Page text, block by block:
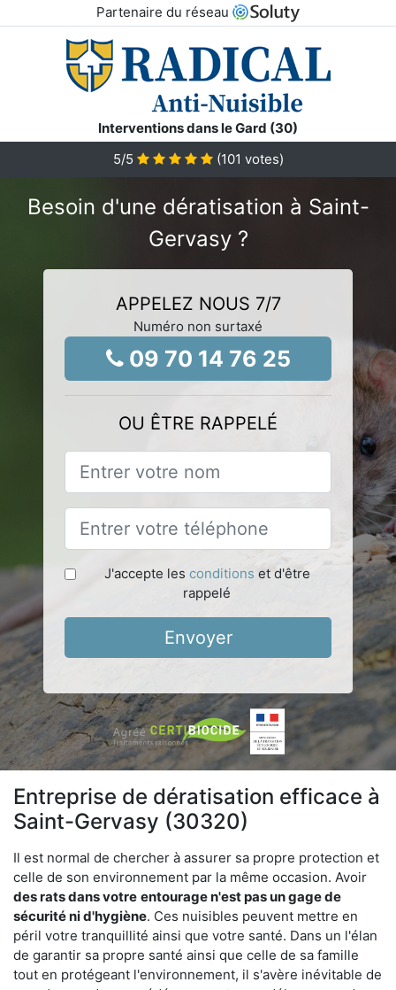
Partenaire du réseau
Interventions dans le Gard (30)
5/5 (101 votes)
Besoin d'une dératisation à Saint-
Gervasy ?
APPELEZ NOUS 7/7
Numéro non surtaxé
09 70 14 76 25
OU ÊTRE RAPPELÉ
J'accepte les conditions et d'être
rappelé
Envoyer
Entreprise de dératisation efficace à
Saint-Gervasy (30320)
Il est normal de chercher à assurer sa propre protection et
celle de son environnement par la même occasion. Avoir
des rats dans votre entourage n'est pas un gage de
sécurité ni d'hygiène. Ces nuisibles peuvent mettre en
péril votre tranquillité ainsi que votre santé. Dans un l'élan
de garantir sa propre santé ainsi que celle de sa famille
tout en protégeant l'environnement, il s'avère inévitable de